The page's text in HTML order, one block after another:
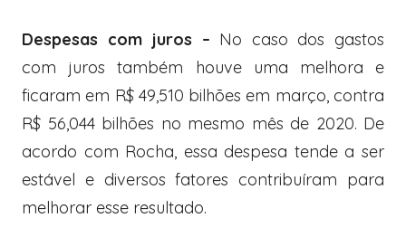
Despesas com juros – No caso dos gastos
com juros também houve uma melhora e
ficaram em R$ 49,510 bilhões em março, contra
R$ 56,044 bilhões no mesmo mês de 2020. De
acordo com Rocha, essa despesa tende a ser
estável e diversos fatores contribuíram para
melhorar esse resultado.